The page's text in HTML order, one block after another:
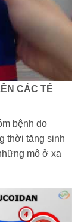
CÁC TẾ
bệnh do
thời tăng sinh
mô ở xa